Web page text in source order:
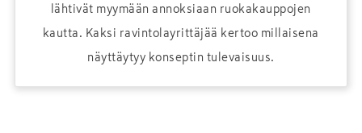
lähtivät myymään annoksiaan ruokakauppojen
kautta. Kaksi ravintolayrittäjää kertoo millaisena
näyttäytyy konseptin tulevaisuus.